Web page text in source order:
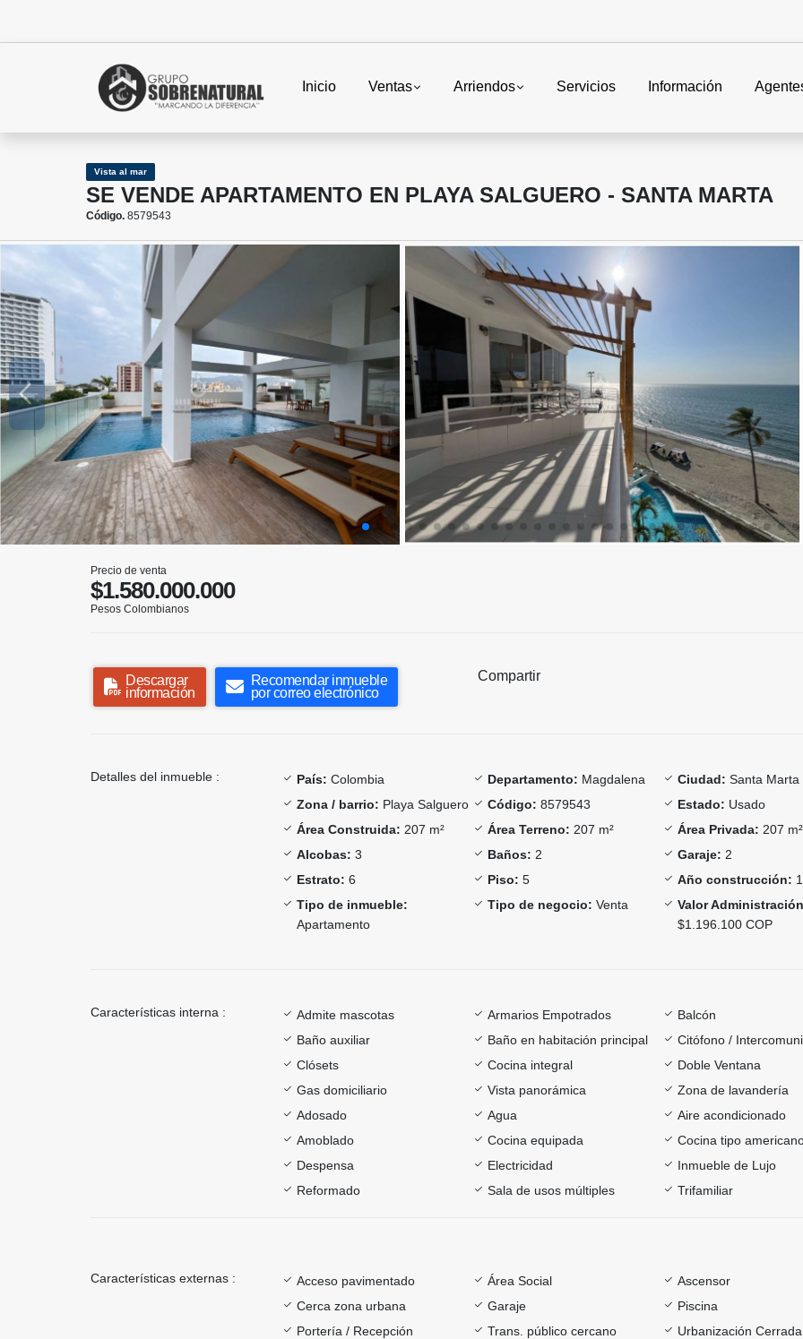
Inicio Ventas Arriendos Servicios Información
Vista al mar
SE VENDE APARTAMENTO EN PLAYA SALGUERO - SANTA MARTA
Código. 8579543
Precio de venta
$1.580.000.000
Pesos Colombianos
Descargar
información
Recomendar inmueble
por correo electrónico
Compartir
Detalles del inmueble : País: Colombia Departamento: Magdalena Ciudad: Santa Marta
Zona / barrio: Playa Salguero Código: 8579543 Estado: Usado
Área Construida: 207 m² Área Terreno: 207 m² Área Privada: 207 m²
Alcobas: 3 Baños: 2 Garaje: 2
Estrato: 6 Piso: 5 Año construcción:
Tipo de inmueble:
Apartamento
Tipo de negocio: Venta
Valor
$1.196.100 COP
Características interna : Admite mascotas Armarios Empotrados
Balcón
Baño auxiliar
Baño en habitación principal
Citófono /
Clósets
Cocina integral
Doble Ventana
Gas domiciliario
Vista panorámica
Zona de lavandería
Adosado
Agua
Aire acondicionado
Amoblado
Cocina equipada
Cocina tipo
Despensa
Electricidad
Inmueble de Lujo
Reformado
Sala de usos múltiples Trifamiliar
Características externas : Acceso pavimentado Área Social
Ascensor
Cerca zona urbana
Garaje
Piscina
Portería / Recepción
Trans. público cercano
Urbanización Cerrada